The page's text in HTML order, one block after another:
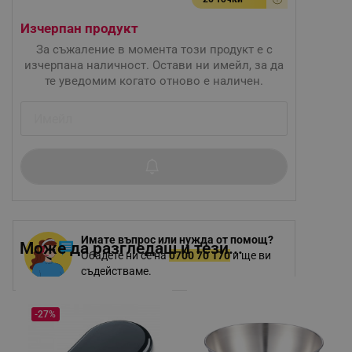
Имате въпрос или нужда от помощ?
Обадете ни се на0700 70 170и ще ви
съдействаме.
Изчерпан продукт
За съжаление в момента този продукт е с
изчерпана наличност. Остави ни имейл, за да
те уведомим когато отново е наличен.
Може да разгледаш и тези...
-27%